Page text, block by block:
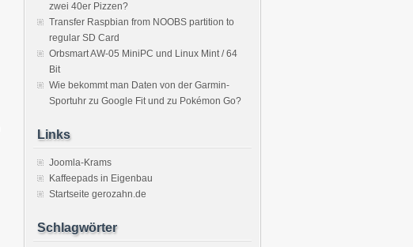
zwei 40er Pizzen?
Transfer Raspbian from NOOBS partition to
regular SD Card
Orbsmart AW-05 MiniPC und Linux Mint / 64
Bit
Wie bekommt man Daten von der Garmin-
Sportuhr zu Google Fit und zu Pokémon Go?
Links
Joomla-Krams
Kaffeepads in Eigenbau
Startseite gerozahn.de
Schlagwörter